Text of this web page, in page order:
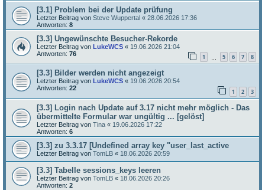
[3.1] Problem bei der Update prüfung
Letzter Beitrag von Steve Wuppertal « 28.06.2026 17:36
Antworten: 8
[3.3] Ungewünschte Besucher-Rekorde
Letzter Beitrag von LukeWCS « 19.06.2026 21:04
Antworten: 76 1 5 6 7 8
[3.3] Bilder werden nicht angezeigt
Letzter Beitrag von LukeWCS « 19.06.2026 20:54
Antworten: 22 1 2 3
[3.3] Login nach Update auf 3.17 nicht mehr möglich - Das
übermittelte Formular war ungültig ... [gelöst]
Letzter Beitrag von Tina « 19.06.2026 17:22
Antworten: 6
[3.3] zu 3.3.17 [Undefined array key "user_last_active
Letzter Beitrag von TomLB « 18.06.2026 20:59
[3.3] Tabelle sessions_keys leeren
Letzter Beitrag von TomLB « 18.06.2026 20:26
Antworten: 2